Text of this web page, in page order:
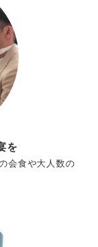
を
会食や大人数の